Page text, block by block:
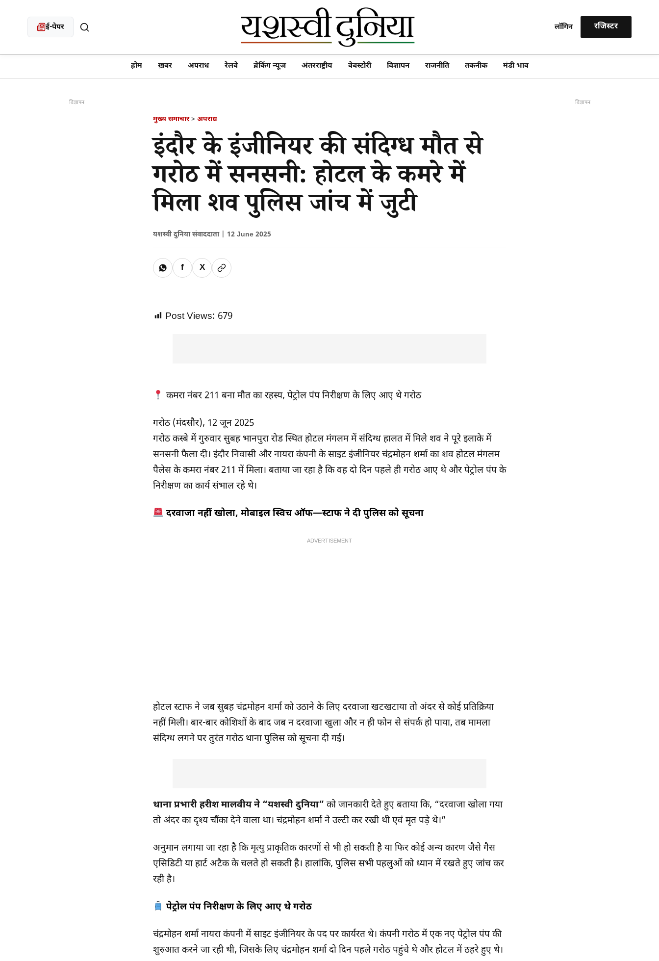
ई-पेपर लॉगिन रजिस्टर
होम ख़बर अपराध रेलवे ब्रेकिंग न्यूज अंतरराष्ट्रीय वेबस्टोरी विज्ञापन राजनीति तकनीक मंडी भाव
विज्ञापन
मुख्य समाचार> अपराध
इंदौर के इंजीनियर की संदिग्ध मौत से
गरोठ में सनसनी: होटल के कमरे में
मिला शव पुलिस जांच में जुटी
यशस्वी दुनिया संवाददाता | 12 June 2025
f X
Post Views: 679
कमरा नंबर 211 बना मौत का रहस्य, पेट्रोल पंप निरीक्षण के लिए आए थे गरोठ
गरोठ (मंदसौर), 12 जून 2025
गरोठ कस्बे में गुरुवार सुबह भानपुरा रोड स्थित होटल मंगलम में संदिग्ध हालत में मिले शव ने पूरे इलाके में
सनसनी फैला दी। इंदौर निवासी और नायरा कंपनी के साइट इंजीनियर चंद्रमोहन शर्मा का शव होटल मंगलम
पैलेस के कमरा नंबर 211 में मिला। बताया जा रहा है कि वह दो दिन पहले ही गरोठ आए थे और पेट्रोल पंप के
निरीक्षण का कार्य संभाल रहे थे।
दरवाजा नहीं खोला, मोबाइल स्विच ऑफ—स्टाफ ने दी पुलिस को सूचना
ADVERTISEMENT
होटल स्टाफ ने जब सुबह चंद्रमोहन शर्मा को उठाने के लिए दरवाजा खटखटाया तो अंदर से कोई प्रतिक्रिया
नहीं मिली। बार-बार कोशिशों के बाद जब न दरवाजा खुला और न ही फोन से संपर्क हो पाया, तब मामला
संदिग्ध लगने पर तुरंत गरोठ थाना पुलिस को सूचना दी गई।
थाना प्रभारी हरीश मालवीय ने “यशस्वी दुनिया” को जानकारी देते हुए बताया कि, “दरवाजा खोला गया
तो अंदर का दृश्य चौंका देने वाला था। चंद्रमोहन शर्मा ने उल्टी कर रखी थी एवं मृत पड़े थे।”
अनुमान लगाया जा रहा है कि मृत्यु प्राकृतिक कारणों से भी हो सकती है या फिर कोई अन्य कारण जैसे गैस
एसिडिटी या हार्ट अटैक के चलते हो सकती है। हालांकि, पुलिस सभी पहलुओं को ध्यान में रखते हुए जांच कर
रही है।
पेट्रोल पंप निरीक्षण के लिए आए थे गरोठ
चंद्रमोहन शर्मा नायरा कंपनी में साइट इंजीनियर के पद पर कार्यरत थे। कंपनी गरोठ में एक नए पेट्रोल पंप की
शुरुआत करने जा रही थी, जिसके लिए चंद्रमोहन शर्मा दो दिन पहले गरोठ पहुंचे थे और होटल में ठहरे हुए थे।
विज्ञापन